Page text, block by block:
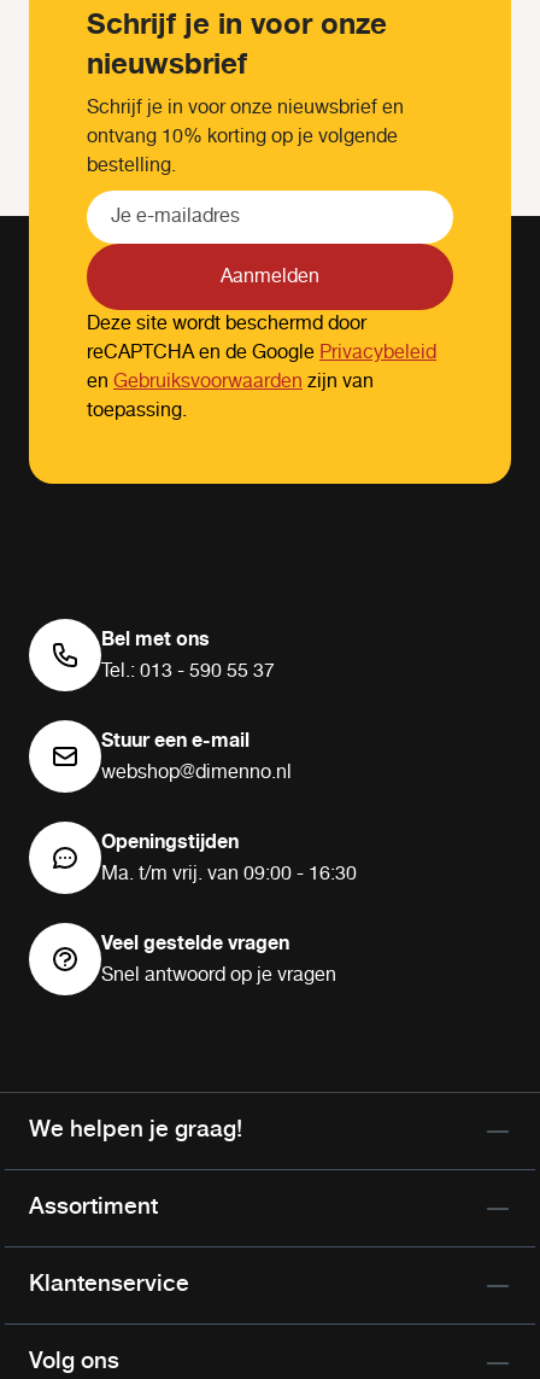
Schrijf je in voor onze
nieuwsbrief
Schrijf je in voor onze nieuwsbrief en
ontvang 10% korting op je volgende
bestelling.
Aanmelden
Deze site wordt beschermd door
reCAPTCHA en de GooglePrivacybeleid
en Gebruiksvoorwaardenzijn van
toepassing.
Bel met ons
Tel.: 013 - 590 55 37
Stuur een e-mail
webshop@dimenno.nl
Openingstijden
Ma. t/m vrij. van 09:00 - 16:30
Veel gestelde vragen
Snel antwoord op je vragen
We helpen je graag!
Assortiment
Klantenservice
Volg ons